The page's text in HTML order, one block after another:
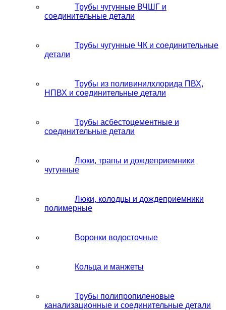
Трубы чугунные ВЧШГ и
соединительные детали
Трубы чугунные ЧК и соединительные
детали
Трубы из поливинилхлорида ПВХ,
НПВХ и соединительные детали
Трубы асбестоцементные и
соединительные детали
Люки, трапы и дождеприемники
чугунные
Люки, колодцы и дождеприемники
полимерные
Воронки водосточные
Кольца и манжеты
Трубы полипропиленовые
канализационные и соединительные детали